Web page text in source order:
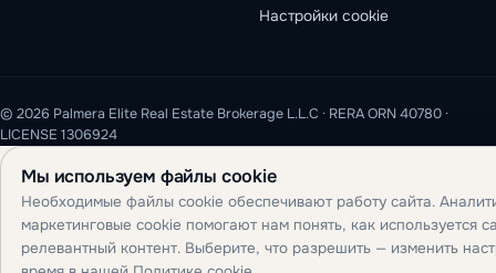
Настройки cookie
© 2026 Palmera Elite Real Estate Brokerage L.L.C · RERA ORN 40780 ·
LICENSE 1306924
Мы используем файлы cookie
Необходимые файлы cookie обеспечивают работу сайта.
маркетинговые cookie помогают нам понять, как используется
релевантный контент. Выберите, что разрешить — изменить